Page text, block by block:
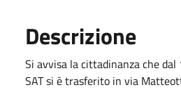
Descrizione
Si avvisa la cittadinanza che
SAT si è trasferito in via